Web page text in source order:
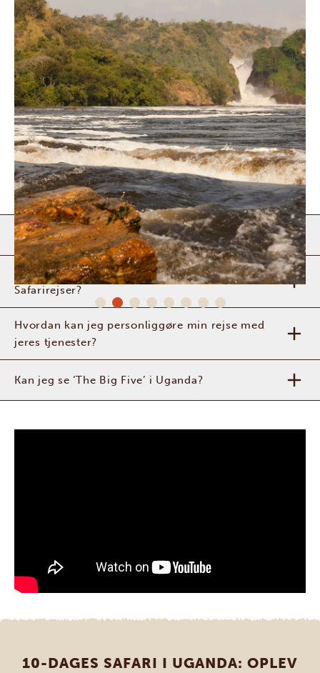
Er det sikkert at rejse til Uganda?
Hvad kan jeg forvente af en safari med Afrika
Safarirejser?
Hvordan kan jeg personliggøre min rejse med
jeres tjenester?
Kan jeg se ‘The Big Five’ i Uganda?
10-DAGES SAFARI I UGANDA: OPLEV